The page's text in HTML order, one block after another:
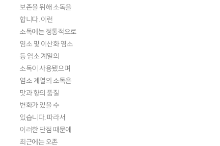
보존을 위해 소독을
합니다. 이런
소독에는 정통적으로
염소 및 이산화 염소
등 염소 계열의
소독이 사용됐으며
염소 계열의 소독은
맛과 향의 품질
변화가 있을 수
있습니다. 따라서
이러한 단점 때문에
최근에는 오존